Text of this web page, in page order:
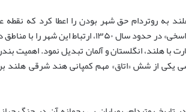
چهارم هلند به روتردام حق شهر بودن را اعطا کرد
گشایش کانال کشتیرانی «روتردامسه اسخی» در حدود
با هلند، انگلستان و آلمان تبدیل نمود. اهمیت
یکی از شش «اتاق» مهم کمپانی هند شرقی